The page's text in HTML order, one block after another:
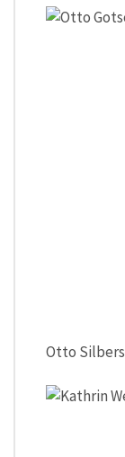
Otto